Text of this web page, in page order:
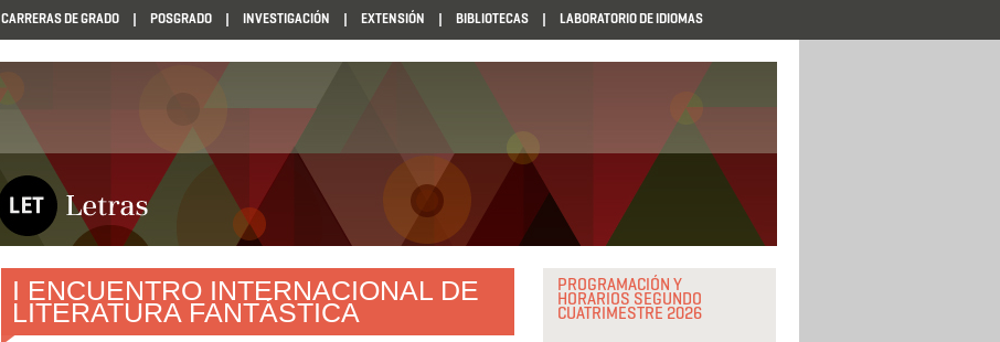
CARRERAS DE GRADO POSGRADO INVESTIGACIÓN EXTENSIÓN BIBLIOTECAS LABORATORIO DE IDIOMAS
PROGRAMACIÓN Y
HORARIOS SEGUNDO
CUATRIMESTRE 2026
I ENCUENTRO INTERNACIONAL DE
LITERATURA FANTÁSTICA